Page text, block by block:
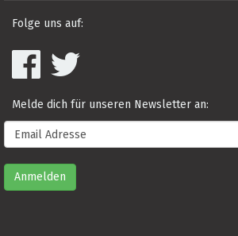
Folge uns auf:
Melde dich für unseren Newsletter an: